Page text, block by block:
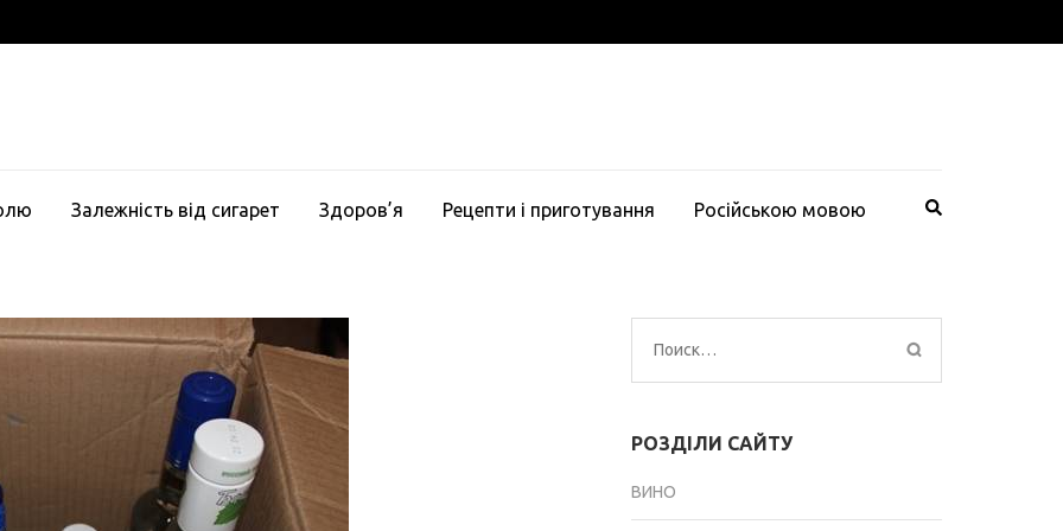
Залежність від сигарет Здоров’я Рецепти і приготування Російською мовою
Найти:
РОЗДІЛИ САЙТУ
ВИНО